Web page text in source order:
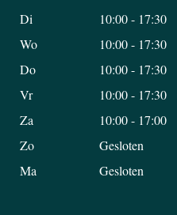
Di
10:00 - 17:30
Wo
10:00 - 17:30
Do
10:00 - 17:30
Vr
10:00 - 17:30
Za
10:00 - 17:00
Zo
Gesloten
Ma
Gesloten